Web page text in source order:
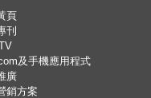
頁
刊
及手機應用程式
廣
銷方案